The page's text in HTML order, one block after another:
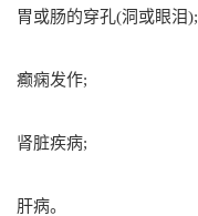
胃或肠的穿孔(洞或眼泪);
癫痫发作;
肾脏疾病;
肝病。